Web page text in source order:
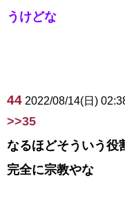
うけどな
44 2022/08/14(日)
>>35
なるほどそういう役
完全に宗教やな